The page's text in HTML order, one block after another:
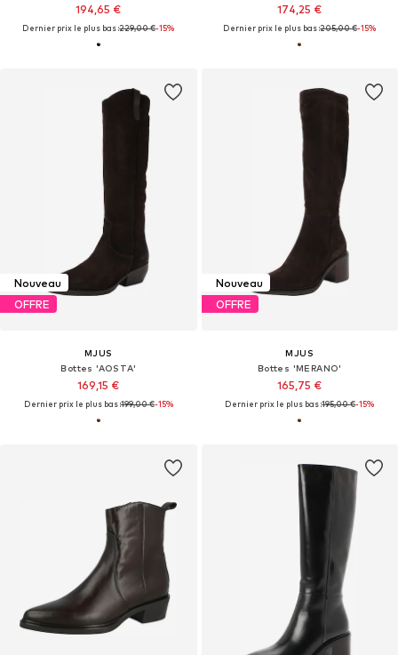
194,65 €
Dernier prix le plus bas :229,00 €-15%
174,25 €
Dernier prix le plus bas :205,00 €-15%
Nouveau
OFFRE
MJUS
Bottes 'AOSTA'
169,15 €
Dernier prix le plus bas :199,00 €-15%
Nouveau
OFFRE
MJUS
Bottes 'MERANO'
165,75 €
Dernier prix le plus bas :195,00 €-15%